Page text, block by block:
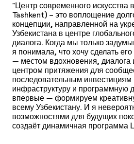
"Центр современного искусства
Tashkent) – это воплощение
концепции, направленной на
Узбекистана в центре
диалога. Когда мы только
я понимала, что хочу сделать
— местом вдохновения, диалога
центром притяжения для
последовательным инвестициям
инфраструктуру и программную
впервые — формируем
всему Узбекистану. И я
возможностями для будущих
создаёт динамичная программа